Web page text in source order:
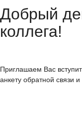
Добрый
коллега!
Приглашаем Вас
анкету обратной